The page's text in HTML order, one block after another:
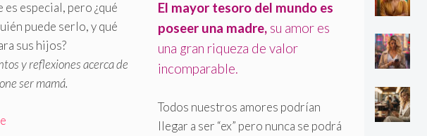
es especial, pero ¿qué
puede serlo, y qué
sus hijos?
y reflexiones acerca de
ser mamá.
El mayor tesoro del mundo es
poseer una madre, su amor es
una gran riqueza de valor
incomparable.
Todos nuestros amores podrían
llegar a ser “ex” pero nunca se podrá